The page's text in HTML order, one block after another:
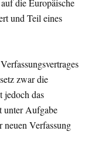
die Europäische
und Teil eines
zwar die
jedoch das
unter Aufgabe
neuen Verfassung